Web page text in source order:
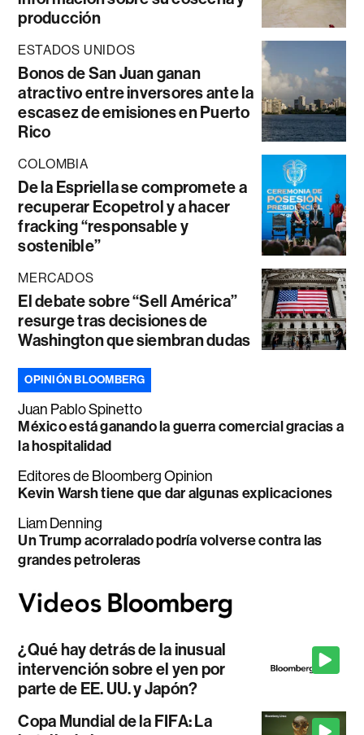
producción
ESTADOS UNIDOS
Bonos de San Juan ganan
atractivo entre inversores ante la
escasez de emisiones en Puerto
Rico
COLOMBIA
De la Espriella se compromete a
recuperar Ecopetrol y a hacer
fracking “responsable y
sostenible”
MERCADOS
El debate sobre “Sell América”
resurge tras decisiones de
Washington que siembran dudas
OPINIÓN BLOOMBERG
Juan Pablo Spinetto
México está ganando la guerra comercial gracias a
la hospitalidad
Editores de Bloomberg Opinion
Kevin Warsh tiene que dar algunas explicaciones
Liam Denning
Un Trump acorralado podría volverse contra las
grandes petroleras
¿Qué hay detrás de la inusual
intervención sobre el yen por
parte de EE. UU. y Japón?
Copa Mundial de la FIFA: La